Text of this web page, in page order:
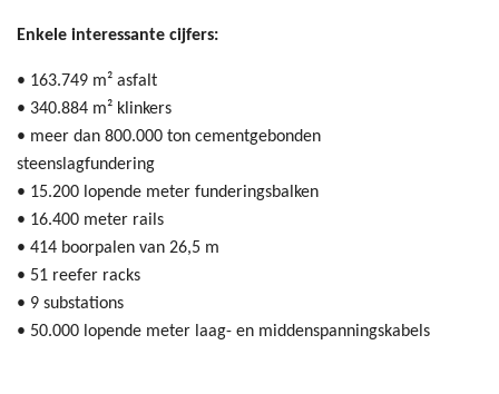
Enkele interessante cijfers:
• 163.749 m² asfalt
• 340.884 m² klinkers
• meer dan 800.000 ton cementgebonden
steenslagfundering
• 15.200 lopende meter funderingsbalken
• 16.400 meter rails
• 414 boorpalen van 26,5 m
• 51 reefer racks
• 9 substations
• 50.000 lopende meter laag- en middenspanningskabels